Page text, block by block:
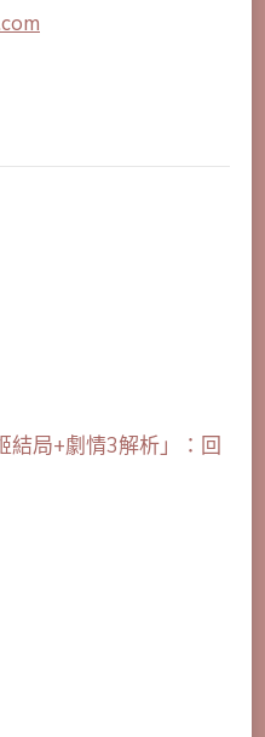
局+劇情3解析」：回